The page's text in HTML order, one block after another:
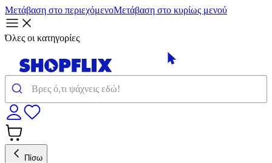
Μετάβαση στο περιεχόμενοΜετάβαση στο κυρίως μενού
Όλες οι κατηγορίες
Πίσω